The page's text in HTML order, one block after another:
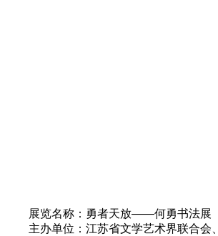
展览名称：勇者天放——何勇书法展
主办单位：江苏省文学艺术界联合会、